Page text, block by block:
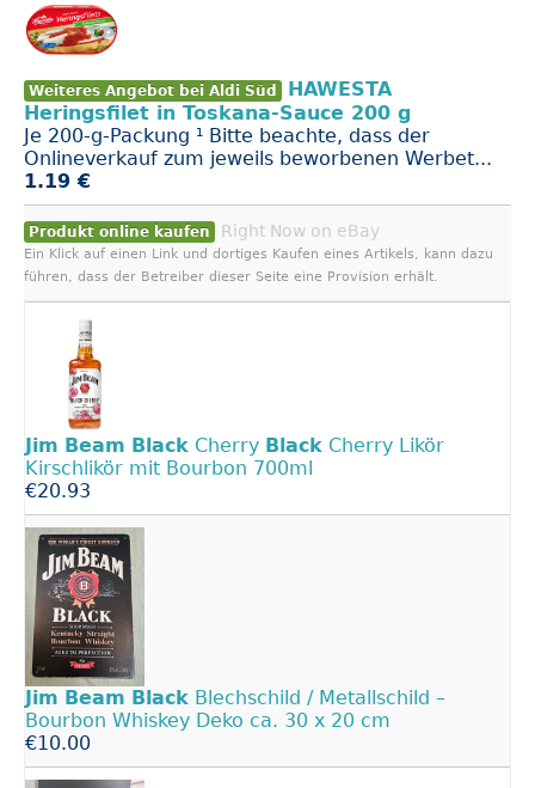
Weiteres Angebot bei Aldi Süd
HAWESTA
Heringsfilet in Toskana-Sauce 200 g
Je 200-g-Packung ¹ Bitte beachte, dass der
Onlineverkauf zum jeweils beworbenen Werbet...
1.19 €
Produkt online kaufen Right Now on eBay
Ein Klick auf einen Link und dortiges Kaufen eines Artikels, kann dazu
führen, dass der Betreiber dieser Seite eine Provision erhält.
Jim Beam Black Cherry Black Cherry Likör
Kirschlikör mit Bourbon 700ml
€20.93
Jim Beam Black Blechschild / Metallschild –
Bourbon Whiskey Deko ca. 30 x 20 cm
€10.00